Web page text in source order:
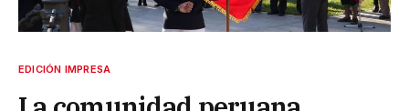
EDICIÓN IMPRESA